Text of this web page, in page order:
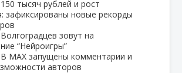
150 тысяч рублей и рост
зафиксированы новые рекорды
Волгоградцев зовут на
“Нейроигры”
В МАХ запущены комментарии и
авторов